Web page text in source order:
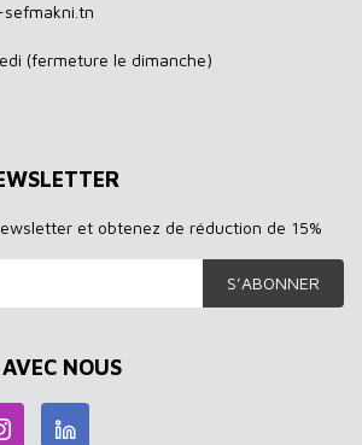
(fermeture le dimanche)
et obtenez de réduction de 15%
S’ABONNER
NOUS